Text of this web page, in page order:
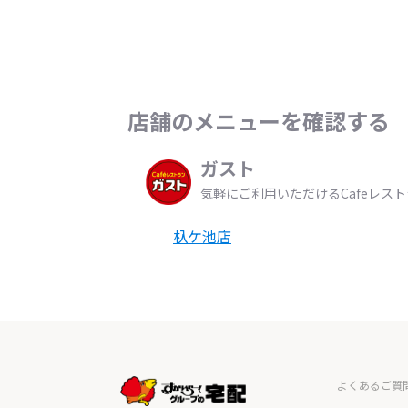
店舗のメニューを確認する
ガスト
気軽にご利用いただけるCafeレス
杁ケ池店
よくあるご質